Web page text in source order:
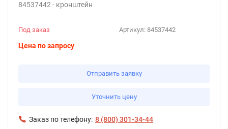
84537442 - кронштейн
Артикул: 84537442
Под заказ
Цена по запросу
Отправить заявку
Уточнить цену
Заказ по телефону: 8 (800) 301-34-44